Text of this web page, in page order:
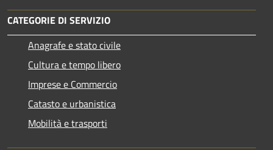
CATEGORIE DI SERVIZIO
Anagrafe e stato civile
Cultura e tempo libero
Imprese e Commercio
Catasto e urbanistica
Mobilità e trasporti